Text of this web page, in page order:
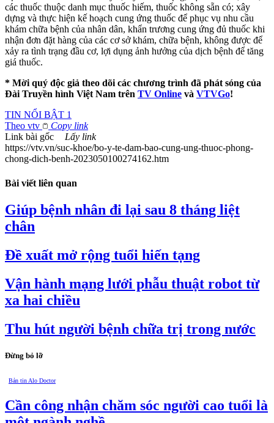
các thuốc thuộc danh mục thuốc hiếm, thuốc không sẵn có; xây
dựng và thực hiện kế hoạch cung ứng thuốc để phục vụ nhu cầu
khám chữa bệnh của nhân dân, khẩn trương cung ứng đủ thuốc khi
nhận đơn đặt hàng của các cơ sở khám, chữa bệnh, không được để
xảy ra tình trạng đầu cơ, lợi dụng ảnh hưởng của dịch bệnh để tăng
giá thuốc.
* Mời quý độc giả theo dõi các chương trình đã phát sóng của
Đài Truyền hình Việt Nam trên TV Online và VTVGo!
TIN NỔI BẬT 1
Theo vtv
Copy link
Link bài gốc
Lấy link
https://vtv.vn/suc-khoe/bo-y-te-dam-bao-cung-ung-thuoc-phong-
chong-dich-benh-2023050100274162.htm
Bài viết liên quan
Giúp bệnh nhân đi lại sau 8 tháng liệt
chân
Đề xuất mở rộng tuổi hiến tạng
Vận hành mạng lưới phẫu thuật robot từ
xa hai chiều
Thu hút người bệnh chữa trị trong nước
Đừng bỏ lỡ
Bản tin Alo Doctor
Cần công nhận chăm sóc người cao tuổi là